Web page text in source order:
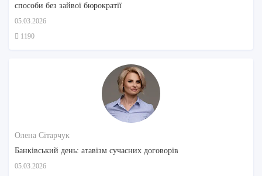
способи без зайвої бюрократії
05.03.2026
1190
Олена Сітарчук
Банківський день: атавізм сучасних договорів
05.03.2026